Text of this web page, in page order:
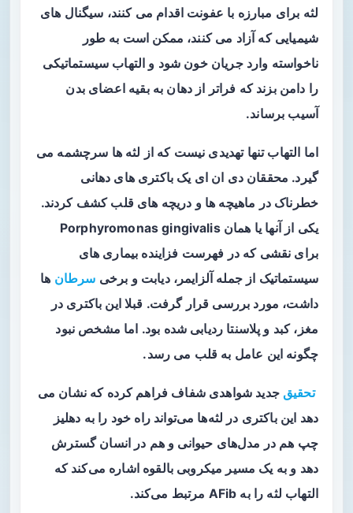
لثه برای مبارزه با عفونت اقدام می کنند، سیگنال های
شیمیایی که آزاد می کنند، ممکن است به طور
ناخواسته وارد جریان خون شود و التهاب سیستماتیکی
را دامن بزند که فراتر از دهان به بقیه اعضای بدن
آسیب برساند.
اما التهاب تنها تهدیدی نیست که از لثه ها سرچشمه می
گیرد. محققان دی ان ای یک باکتری های دهانی
خطرناک در ماهیچه ها و دریچه های قلب کشف کردند.
یکی از آنها یا همان Porphyromonas gingivalis
برای نقشی که در فهرست فزاینده بیماری های
سیستماتیک از جمله آلزایمر، دیابت و برخی سرطان ها
داشت، مورد بررسی قرار گرفت. قبلا این باکتری در
مغز، کبد و پلاسنتا ردیابی شده بود. اما مشخص نبود
چگونه این عامل به قلب می رسد.
تحقیق جدید شواهدی شفاف فراهم کرده که نشان می
دهد این باکتری در لثه‌ها می‌تواند راه خود را به دهلیز
چپ هم در مدل‌های حیوانی و هم در انسان گسترش
دهد و به یک مسیر میکروبی بالقوه اشاره می‌کند که
التهاب لثه را به AFib مرتبط می‌کند.